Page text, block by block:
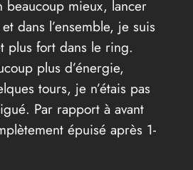
mieux, lancer
dans l’ensemble, je suis
plus fort dans le ring.
plus d’énergie,
tours, je n’étais pas
Par rapport à avant
épuisé après 1-